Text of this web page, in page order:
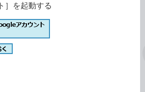
］を起動する